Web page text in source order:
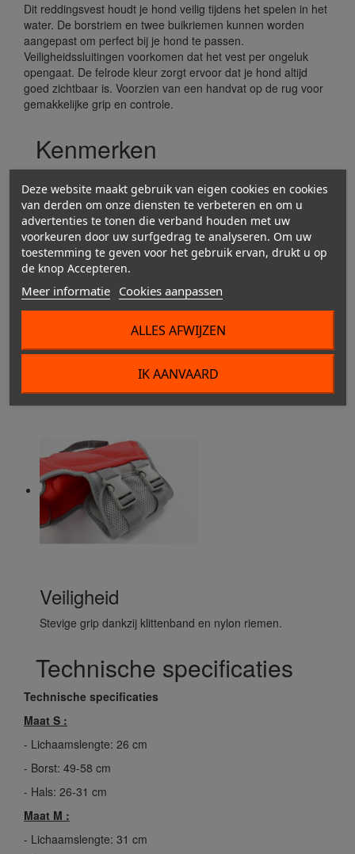
Dit reddingsvest houdt je hond veilig tijdens het spelen in het
water. De borstriem en twee buikriemen kunnen worden
aangepast om perfect bij je hond te passen.
Veiligheidssluitingen voorkomen dat het vest per ongeluk
opengaat. De felrode kleur zorgt ervoor dat je hond altijd
goed zichtbaar is. Voorzien van een handvat op de rug voor
gemakkelijke grip en controle.
Kenmerken
Comfort
Gemakkelijk aan te trekken en te verstellen, zodat je hond
comfortabel zit.
Veiligheid
Stevige grip dankzij klittenband en nylon riemen.
Technische specificaties
Technische specificaties
Maat S :
- Lichaamslengte: 26 cm
- Borst: 49-58 cm
- Hals: 26-31 cm
Maat M :
- Lichaamslengte: 31 cm
Deze website maakt gebruik van eigen cookies en cookies
van derden om onze diensten te verbeteren en om u
advertenties te tonen die verband houden met uw
voorkeuren door uw surfgedrag te analyseren. Om uw
toestemming te geven voor het gebruik ervan, drukt u op
de knop Accepteren.
Meer informatie Cookies aanpassen
ALLES AFWIJZEN
IK AANVAARD